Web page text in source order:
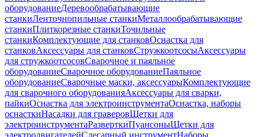
оборудованиеДеревообрабатывающие
станкиЛенточнопильные станкиМеталлообрабатывающие
станкиПлиткорезные станкиТочильные
станкиКомплектующие для станковОснастка для
станковАксессуары для станковСтружкоотсосыАксессуары
для стружкоотсосовСварочное и паяльное
оборудованиеСварочное оборудованиеПаяльное
оборудованиеСварочные маски, аксессуарыКомплектующие
для сварочного оборудованияАксессуары для сварки,
пайкиОснастка для электроинструментаОснастка, наборы
оснасткиНасадки для граверовЩетки для
электроинструментаРазверткиПуансоныЩетки для
электродвигателейСлесарный инструментНаборы